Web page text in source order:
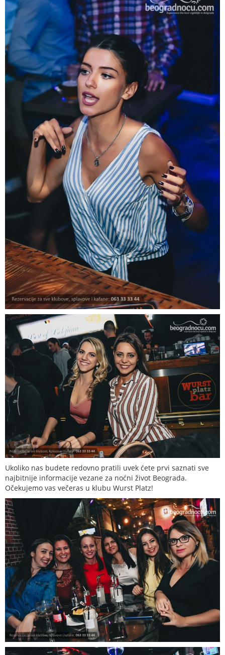
Ukoliko nas budete redovno pratili uvek ćete prvi saznati sve
najbitnije informacije vezane za noćni život Beograda.
Očekujemo vas večeras u klubu Wurst Platz!